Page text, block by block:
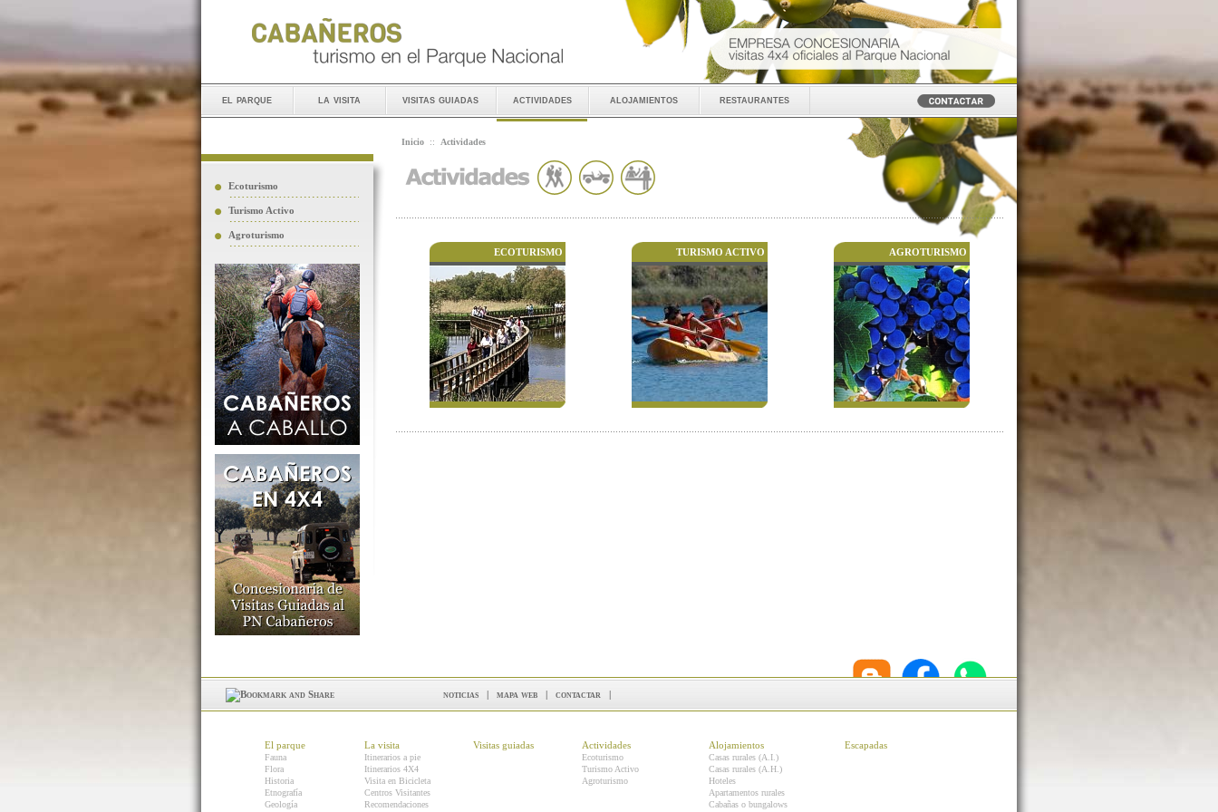
el parque la visita visitas guiadas actividades alojamientos restaurantes
Ecoturismo
Turismo Activo
Agroturismo
Inicio :: Actividades
ECOTURISMO TURISMO ACTIVO AGROTURISMO
noticias | mapa web | contactar |
El parque
Fauna
Flora
Historia
Etnografía
Geología
La visita
Itinerarios a pie
Itinerarios 4X4
Visita en Bicicleta
Centros Visitantes
Recomendaciones
Visitas guiadas Actividades
Ecoturismo
Turismo Activo
Agroturismo
Alojamientos
Casas rurales (A.I.)
Casas rurales (A.H.)
Hoteles
Apartamentos rurales
Cabañas o bungalows
Escapadas